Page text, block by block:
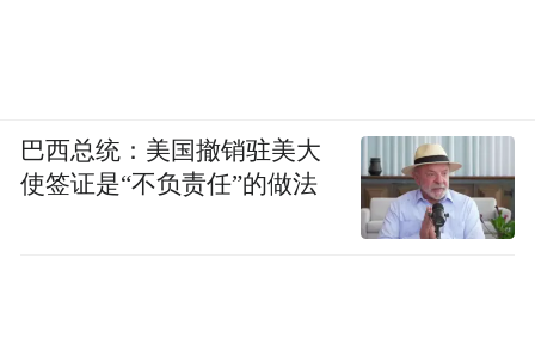
巴西总统：美国撤销驻美大
使签证是“不负责任”的做法